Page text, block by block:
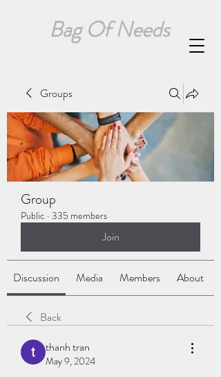
Bag Of Needs
Groups
Group
Public · 335 members
Join
Discussion Media Members About
Back
thanh tran
May 9, 2024